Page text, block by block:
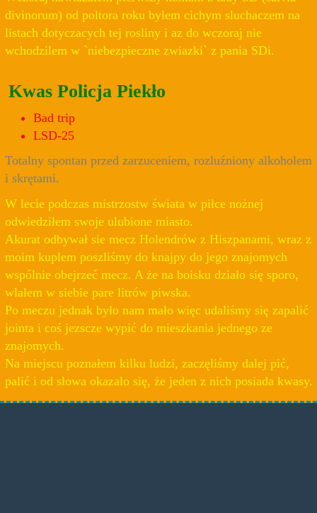
divinorum) od poltora roku bylem cichym sluchaczem na
listach dotyczacych tej rosliny i az do wczoraj nie
wchodzilem w `niebezpieczne zwiazki` z pania SDi.
Kwas Policja Piekło
Bad trip
LSD-25
Totalny spontan przed zarzuceniem, rozluźniony alkoholem
i skrętami.
W lecie podczas mistrzostw świata w piłce nożnej
odwiedziłem swoje ulubione miasto.
Akurat odbywał sie mecz Holendrów z Hiszpanami, wraz z
moim kuplem poszliśmy do knajpy do jego znajomych
wspólnie obejrzeć mecz. A że na boisku działo się sporo,
wlałem w siebie pare litrów piwska.
Po meczu jednak było nam mało więc udaliśmy się zapalić
jointa i coś jezscze wypić do mieszkania jednego ze
znajomych.
Na miejscu poznałem kilku ludzi, zaczęliśmy dalej pić,
palić i od słowa okazało się, że jeden z nich posiada kwasy.